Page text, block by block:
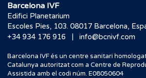
Barcelona IVF
Edifici Planetarium
Escoles Pies, 103. 08017 Barcelona,
+34 934 176 916
| info@bcnivf.com
Barcelona IVF és un centre sanitari
Catalunya autoritzat com a Centre de
Assistida amb el codi núm. E08050604